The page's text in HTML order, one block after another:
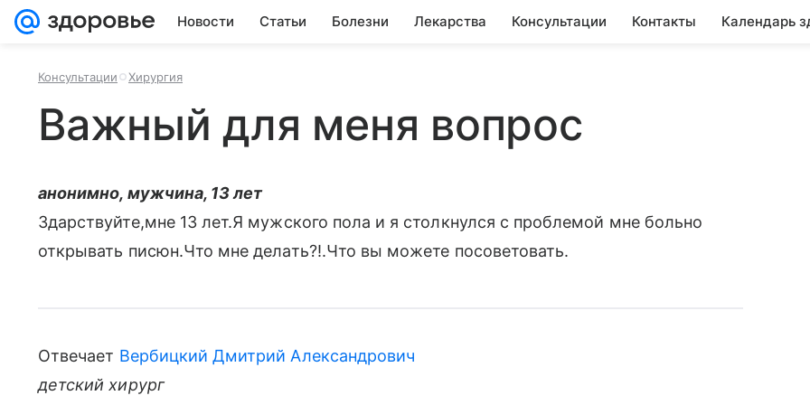
Новости Статьи Болезни Лекарства Консультации Контакты Календарь
Консультации Хирургия
Важный для меня вопрос
анонимно, мужчина, 13 лет
Здарствуйте,мне 13 лет.Я мужского пола и я столкнулся с проблемой мне больно
открывать писюн.Что мне делать?!.Что вы можете посоветовать.
Отвечает Вербицкий Дмитрий Александрович
детский хирург